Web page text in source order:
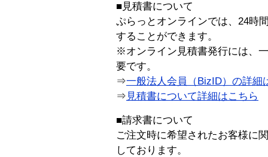
■見積書について
ぷらっとオンラインでは、24時
することができます。
※オンライン見積書発行には、
要です。
⇒一般法人会員（BizID）の詳細
⇒ 見積書について詳細はこちら
■請求書について
ご注文時に希望されたお客様に
しております。